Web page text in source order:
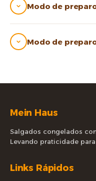
Modo de
Modo de
Mein Haus
Salgados congelados
Levando praticidade
Links Rápidos